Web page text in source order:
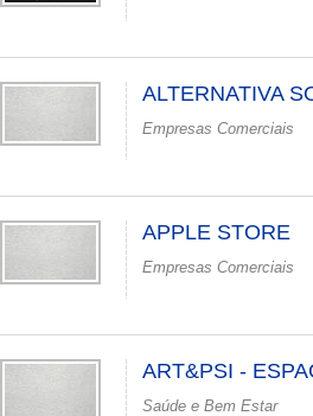
ALTERNATIVA
Empresas Comerciais
APPLE STORE
Empresas Comerciais
ART&PSI -
Saúde e Bem Estar